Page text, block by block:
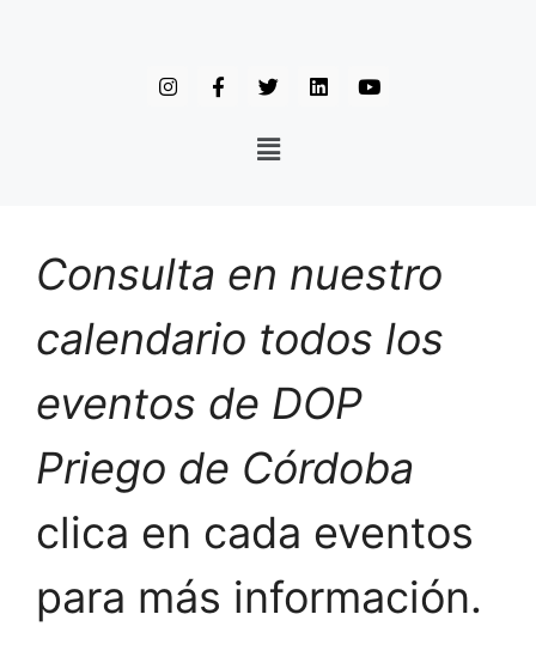
Consulta en nuestro
calendario todos los
eventos de DOP
Priego de Córdoba
clica en cada eventos
para más información.